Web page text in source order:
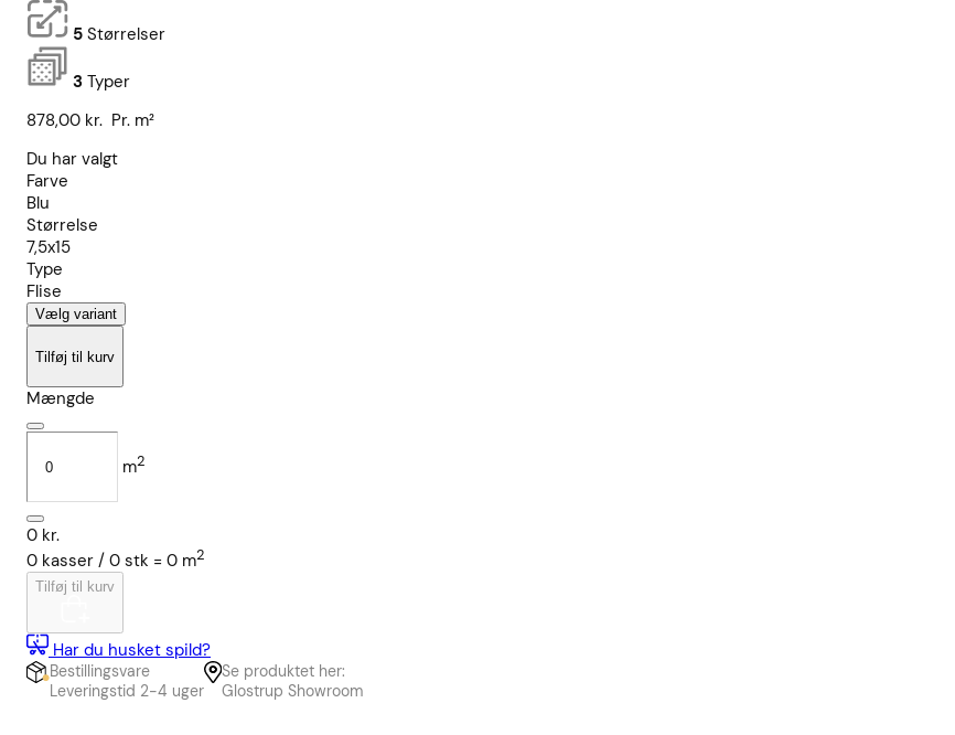
5 Størrelser
3 Typer
878,00 kr. Pr. m²
Du har valgt
Farve
Blu
Størrelse
7,5x15
Type
Flise
Vælg variant
Tilføj til kurv
Mængde
m2
0 kr.
0 kasser / 0 stk = 0 m2
Tilføj til kurv
Har du husket spild?
Bestillingsvare
Leveringstid 2-4 uger
Se produktet her:
Glostrup Showroom